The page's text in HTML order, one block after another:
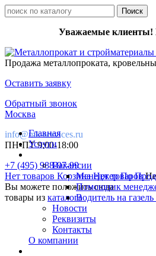
Уважаемые клиенты!
Продажа металлопроката,
Оставить заявку
Обратный звонок
Москва
info@mk-services.ru
ПН-ПТ 9:00-18:00
+7 (495) 988-97-99
Нет товаров КорзинаНет товаров
Вы можете положить сюда
товары из каталога
Главная
Услуги
Вакансии
Менеджер По
Помощник
Водитель на
Новости
Реквизиты
Контакты
О компании